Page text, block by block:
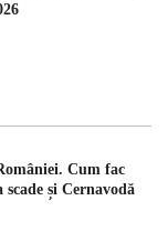
Cum fac
și Cernavodă